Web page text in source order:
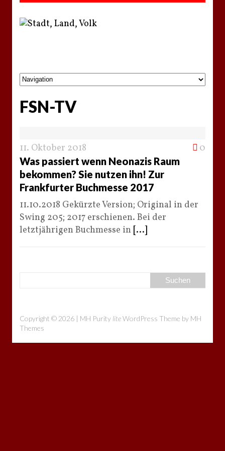
FSN-TV
11. Oktober 2018 0
Was passiert wenn Neonazis Raum
bekommen? Sie nutzen ihn! Zur
Frankfurter Buchmesse 2017
11.10.2018 Gekürzte Version; Original in der
Swing 205; 2017 erschienen. Bei der
letztjährigen Buchmesse in [...]
Copyright © 2026 | MH Purity liteWordPress Theme by MH
Themes